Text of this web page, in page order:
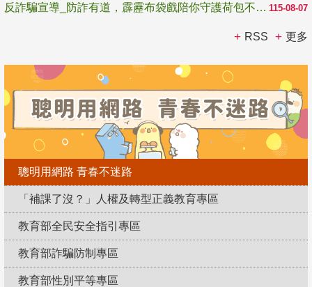
115-08-07
反詐騙宣導_防詐有道，霹靂布袋戲陪你守護荷包不受騙
RSS 更多
聰明用網路 青春不迷路
「補課了沒？」人權及轉型正義教育專區
教育部全民安全指引專區
教育部詐騙防制專區
教育部性別平等專區